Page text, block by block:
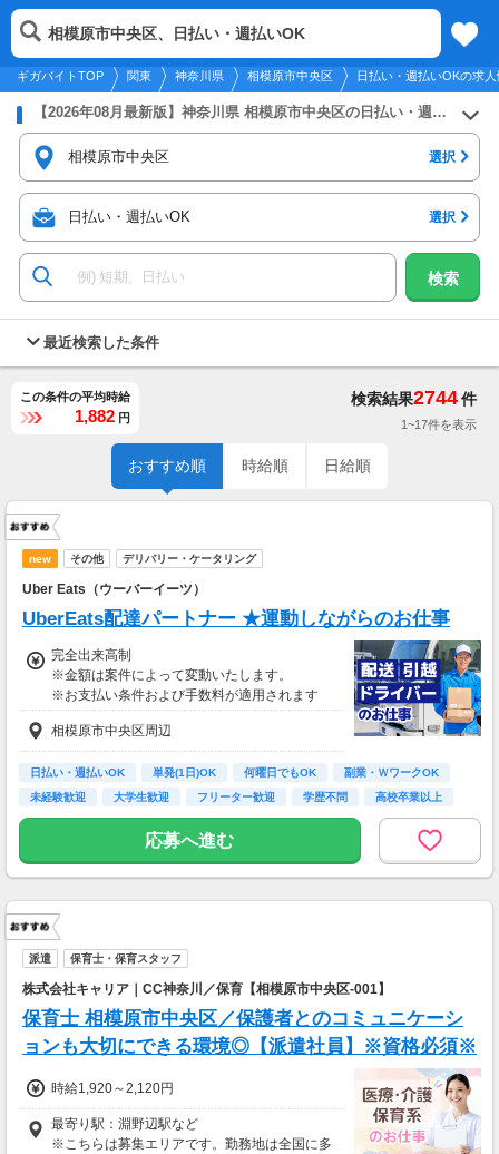
2026年8月6日更新
関東
メニュー
ギガバイトTOP 関東 神奈川県 相模原市中央区 日払い・週払いOKの求
相模原市中央区、日払い・週払いOK
【2026年08月最新版】神奈川県 相模原市中央区の日払い・週払いOKのバイト・アルバイト・パートの求人募集情報
相模原市中央区 選択
日払い・週払いOK 選択
検索
最近検索した条件
この条件の平均時給
1,882 円
検索結果2744件
1~17件を表示
おすすめ順 時給順 日給順
new その他 デリバリー・ケータリング
Uber Eats（ウーバーイーツ）
UberEats配達パートナー ★運動しながらのお仕事
完全出来高制
※金額は案件によって変動いたします。
※お支払い条件および手数料が適用されます
相模原市中央区周辺
日払い・週払いOK 単発(1日)OK 何曜日でもOK
副業・ＷワークOK
未経験歓迎
大学生歓迎 フリーター歓迎 学歴不問 高校卒業以上
応募へ進む
派遣 保育士・保育スタッフ
株式会社キャリア｜CC神奈川／保育【相模原市中央区-001】
保育士 相模原市中央区／保護者とのコミュニケーシ
ョンも大切にできる環境◎【派遣社員】※資格必須※
時給1,920～2,120円
最寄り駅：淵野辺駅など
※こちらは募集エリアです。勤務地は全国に多